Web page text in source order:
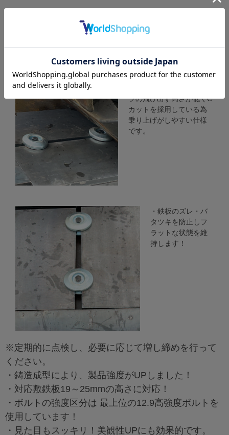
ツの飛び出す高さが低くC
カットを採用している為
乗り上げがしやすい仕様
です。
・鉄板のズレ・バ
タツキを防止しフ
ラットな状態を維
持します！
※定期的に点検し、必要に応じて増し締めを行って
ください。
・鋳造成型により、製品強度がUPしました！
・対応敷鉄板19～25mmの高さに対応！
・ボルトの強度区分は 最上位の12.9高強度ボルトを
使用しています！
・見た目もスッキリ！美観性UPにも効果的です。